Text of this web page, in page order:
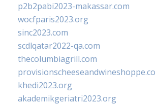
p2b2pabi2023-makassar.com
wocfparis2023.org
sinc2023.com
scdlqatar2022-qa.com
thecolumbiagrill.com
khedi2023.org
akademikgeriatri2023.org